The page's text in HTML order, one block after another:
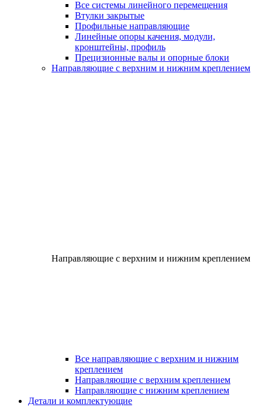
Все системы линейного перемещения
Втулки закрытые
Профильные направляющие
Линейные опоры качения, модули,
кронштейны, профиль
Прецизионные валы и опорные блоки
Направляющие с верхним и нижним креплением
Направляющие с верхним и нижним креплением
Все направляющие с верхним и нижним
креплением
Направляющие с верхним креплением
Направляющие с нижним креплением
Детали и комплектующие